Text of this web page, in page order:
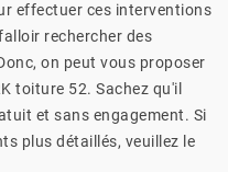
effectuer ces interventions
rechercher des
on peut vous proposer
toiture 52. Sachez qu'il
et sans engagement. Si
plus détaillés, veuillez le